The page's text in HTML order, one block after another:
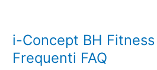
i-Concept BH
Frequenti FAQ
i-
Concept
BH